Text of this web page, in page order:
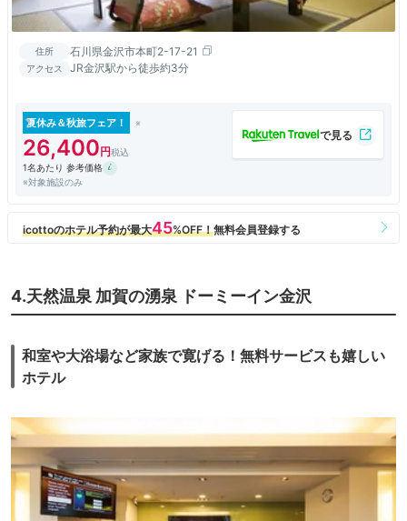
住所 石川県金沢市本町2-17-21
アクセス JR金沢駅から徒歩約3分
夏休み＆秋旅フェア！
26,400
1名あたり 参考価格
※対象施設のみ
4.天然温泉 加賀の湧泉 ドーミーイン金沢
和室や大浴場など家族で寛げる！無料サービスも嬉しい
ホテル